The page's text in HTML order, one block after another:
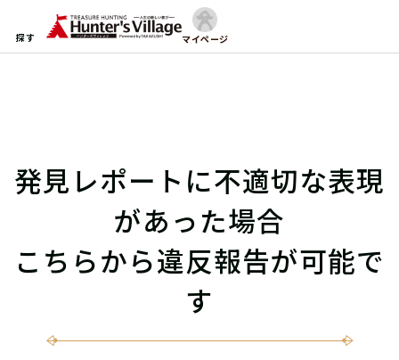
探す マイページ
発見レポートに不適切な表現
があった場合
こちらから違反報告が可能で
す